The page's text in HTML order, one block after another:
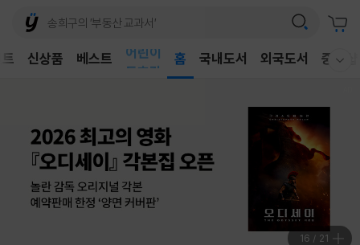
신상품 베스트
독후감
홈 국내도서 외국도서 중고샵
16 / 21